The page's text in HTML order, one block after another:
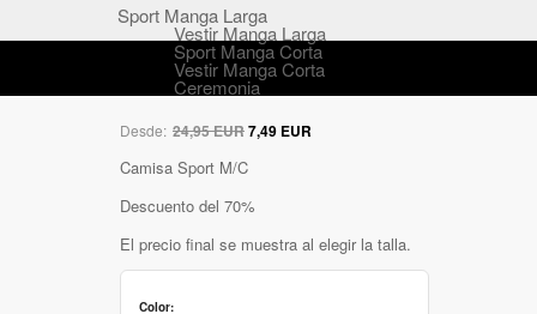
Sport Manga Larga
Vestir Manga Larga
Sport Manga Corta
Vestir Manga Corta
Ceremonia
Desde: 24,95 EUR7,49 EUR
Camisa Sport M/C
Descuento del 70%
El precio final se muestra al elegir la talla.
Color: